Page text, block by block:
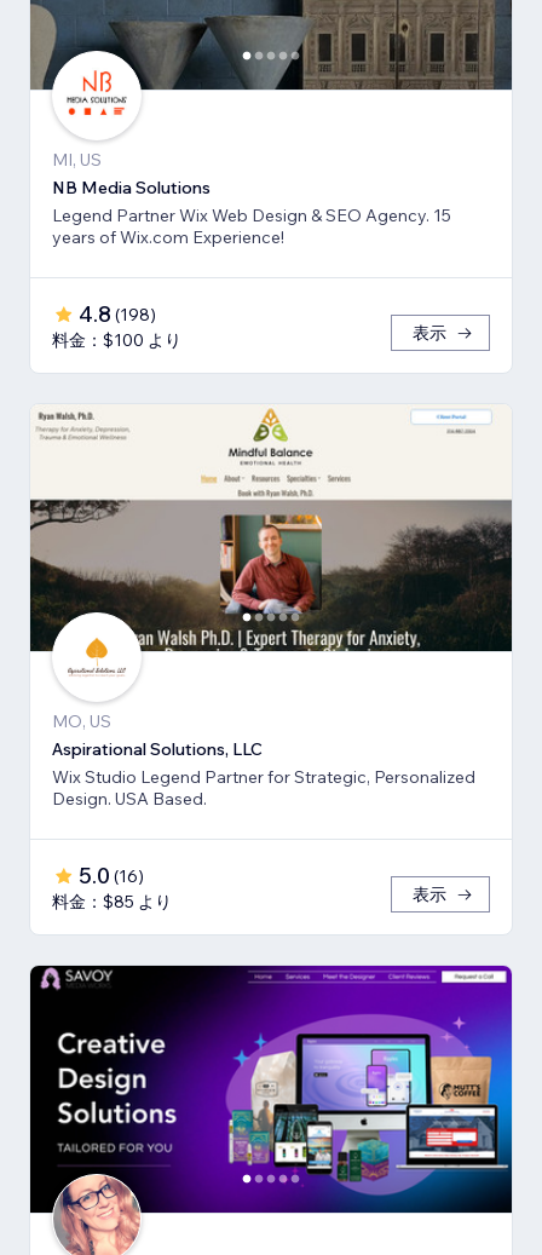
MI, US
NB Media Solutions
Legend Partner Wix Web Design & SEO Agency. 15
years of Wix.com Experience!
4.8 (198)
料金：$100 より
表示
MO, US
Aspirational Solutions, LLC
Wix Studio Legend Partner for Strategic, Personalized
Design. USA Based.
5.0 (16)
料金：$85 より
表示